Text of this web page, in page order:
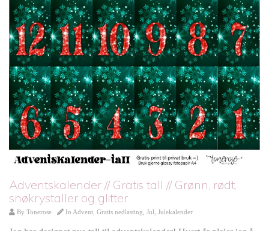
Adventskalender // Gratis tall // Grønn, rødt,
snøkrystaller og glitter
By Tonerose In Advent Gratis nedlasting Jul Julekalender